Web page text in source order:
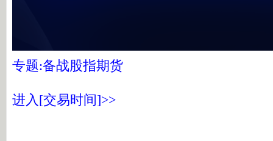
专题:备战股指期货
进入[交易时间]>>